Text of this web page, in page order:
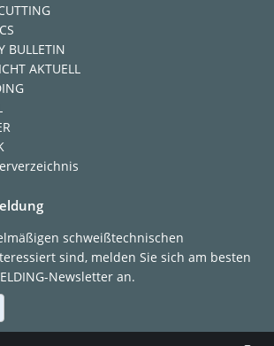
BULLETIN
AKTUELL
schweißtechnischen
sind, melden Sie sich am besten
Newsletter an.